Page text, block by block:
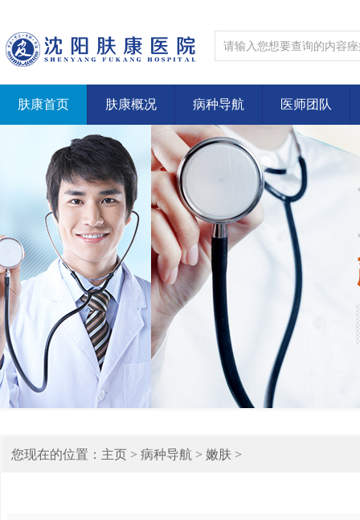
肤康首页 肤康概况 病种导航 医师团队
您现在的位置： 主页 > 病种导航 > 嫩肤 >